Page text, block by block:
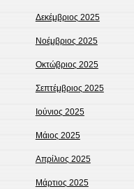
Δεκέμβριος 2025
Νοέμβριος 2025
Οκτώβριος 2025
Σεπτέμβριος 2025
Ιούνιος 2025
Μάιος 2025
Απρίλιος 2025
Μάρτιος 2025